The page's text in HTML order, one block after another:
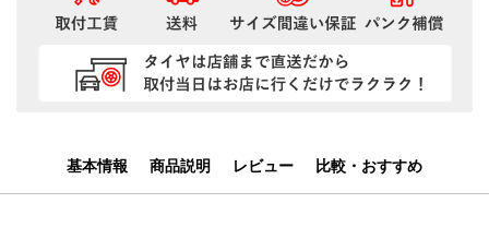
基本情報 商品説明 レビュー 比較・おすすめ